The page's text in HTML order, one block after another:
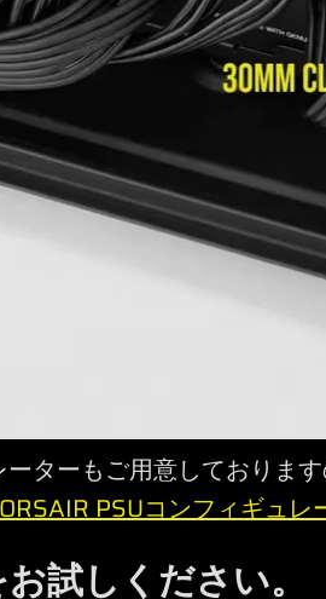
ターもご用意しておりま
PSUコンフィギュレ
試しください。